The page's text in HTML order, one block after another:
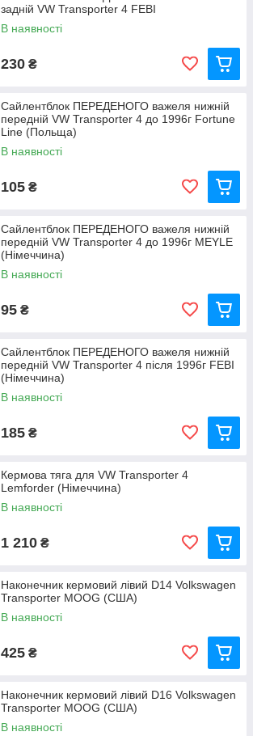
задній VW Transporter 4 FEBI
В наявності
230 ₴
Сайлентблок ПЕРЕДЕНОГО важеля нижній
передній VW Transporter 4 до 1996г Fortune
Line (Польща)
В наявності
105 ₴
Сайлентблок ПЕРЕДЕНОГО важеля нижній
передній VW Transporter 4 до 1996г MEYLE
(Німеччина)
В наявності
95 ₴
Сайлентблок ПЕРЕДЕНОГО важеля нижній
передній VW Transporter 4 після 1996г FEBI
(Німеччина)
В наявності
185 ₴
Кермова тяга для VW Transporter 4
Lemforder (Німеччина)
В наявності
1 210 ₴
Наконечник кермовий лівий D14 Volkswagen
Transporter MOOG (США)
В наявності
425 ₴
Наконечник кермовий лівий D16 Volkswagen
Transporter MOOG (США)
В наявності